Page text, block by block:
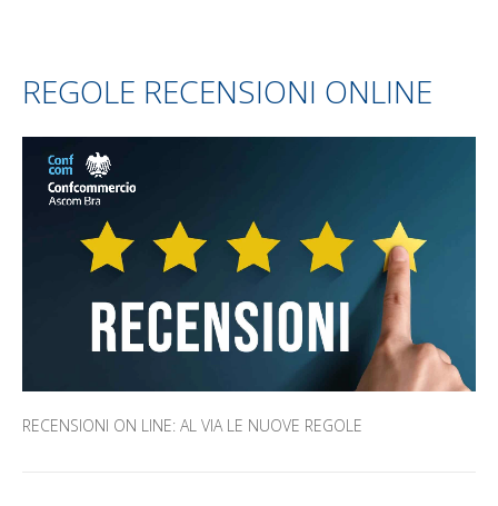
REGOLE RECENSIONI ONLINE
RECENSIONI ON LINE: AL VIA LE NUOVE REGOLE